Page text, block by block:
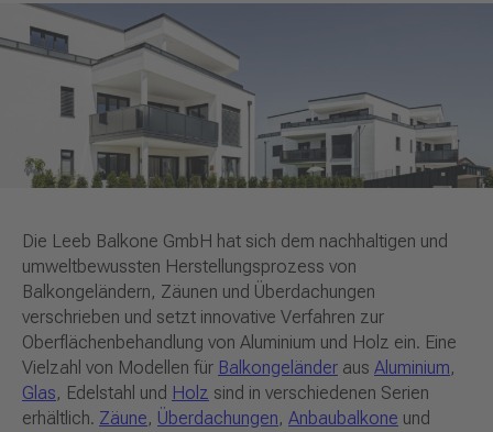
Die Leeb Balkone GmbH hat sich dem nachhaltigen und
umweltbewussten Herstellungsprozess von
Balkongeländern, Zäunen und Überdachungen
verschrieben und setzt innovative Verfahren zur
Oberflächenbehandlung von Aluminium und Holz ein. Eine
Vielzahl von Modellen für Balkongeländer aus Aluminium,
Glas, Edelstahl und Holz sind in verschiedenen Serien
erhältlich. Zäune, Überdachungen, Anbaubalkone und